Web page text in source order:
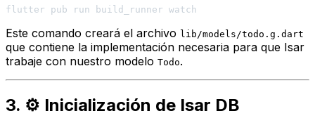
Este comando creará el archivo lib/models/todo.g.dart
que contiene la implementación necesaria para que Isar
trabaje con nuestro modelo Todo.
3. ⚙️ Inicialización de Isar DB